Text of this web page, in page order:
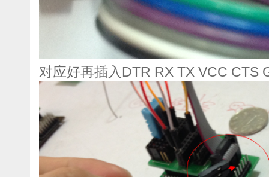
对应好再插入 DTR RX TX VCC CTS